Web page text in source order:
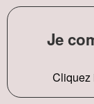
Je
Cliquez